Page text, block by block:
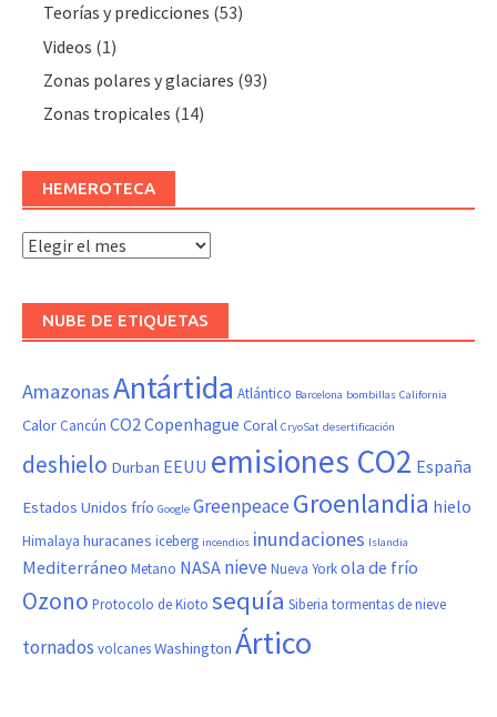
Teorías y predicciones (53)
Videos (1)
Zonas polares y glaciares (93)
Zonas tropicales (14)
HEMEROTECA
Hemeroteca
NUBE DE ETIQUETAS
AmazonasAntártida Atlántico Barcelona bombillas California
Calor Cancún CO2Copenhague Coral CryoSat desertificación
deshielo Durban EEUU emisiones CO2 España
Estados Unidos frío Google GreenpeaceGroenlandia hielo
Himalaya huracanes iceberg incendios inundaciones Islandia
Mediterráneo Metano NASA nieveNueva Yorkola de frío
Ozono Protocolo de Kioto sequía Siberia tormentas de nieve
tornados volcanesWashington Ártico